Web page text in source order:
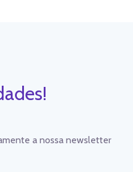
a nossa newsletter